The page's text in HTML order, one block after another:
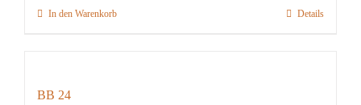
In den Warenkorb Details
BB 24